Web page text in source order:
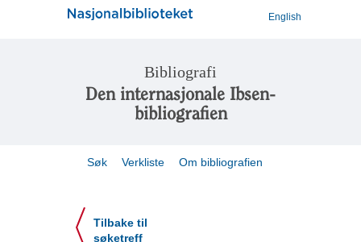
English
Bibliografi
Den internasjonale Ibsen-
bibliografien
Søk Verkliste Om bibliografien
Tilbake til
søketreff